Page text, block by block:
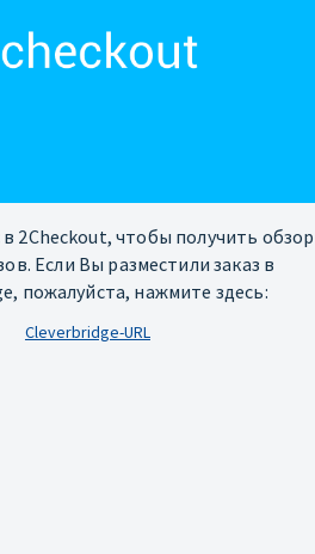
2Checkout, чтобы получить обзор
Если Вы разместили заказ в
пожалуйста, нажмите здесь:
Cleverbridge-URL